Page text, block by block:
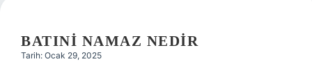
BATINI NAMAZ NEDIR
Tarih: Ocak 29, 2025